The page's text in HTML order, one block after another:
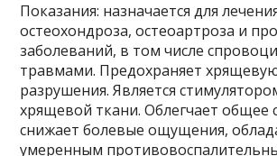
Показания: назначается для
остеохондроза, остеоартроза и
заболеваний, в том числе
травмами. Предохраняет
разрушения. Является
хрящевой ткани. Облегчает общее
снижает болевые ощущения,
умеренным